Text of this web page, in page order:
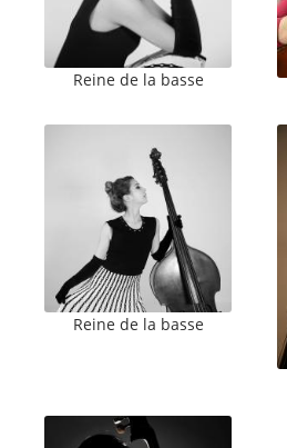
Reine de la basse
Reine de la basse